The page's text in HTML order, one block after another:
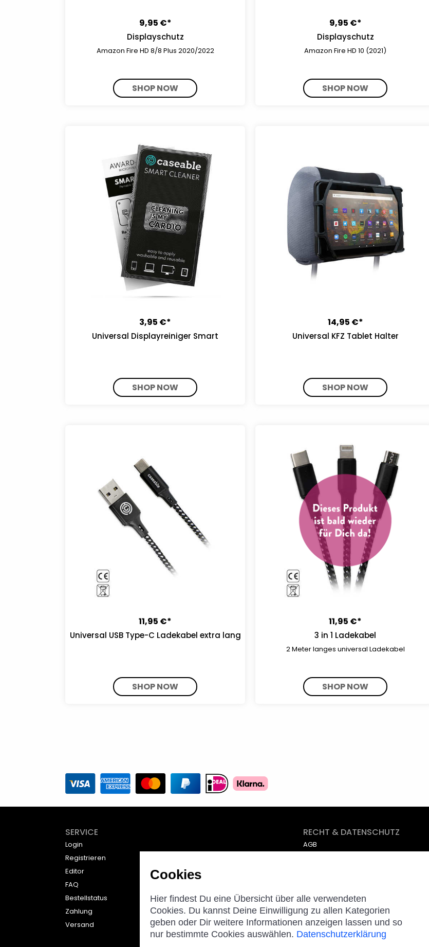
9,95 €*
Displayschutz
Amazon Fire HD 8/8 Plus 2020/2022
SHOP NOW
9,95 €*
Displayschutz
Amazon Fire HD 10 (2021)
SHOP NOW
3,95 €*
Universal Displayreiniger Smart
SHOP NOW
14,95 €*
Universal KFZ Tablet Halter
SHOP NOW
11,95 €*
Universal USB Type-C Ladekabel extra lang
SHOP NOW
11,95 €*
3 in 1 Ladekabel
2 Meter langes universal Ladekabel
SHOP NOW
SERVICE
Login
Registrieren
Editor
FAQ
Bestellstatus
Zahlung
Versand
RECHT & DATENSCHUTZ
AGB
Cookies
Hier findest Du eine Übersicht über alle verwendeten
Cookies. Du kannst Deine Einwilligung zu allen Kategorien
geben oder Dir weitere Informationen anzeigen lassen und so
nur bestimmte Cookies auswählen. Datenschutzerklärung